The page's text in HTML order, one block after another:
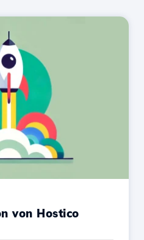
von Hostico